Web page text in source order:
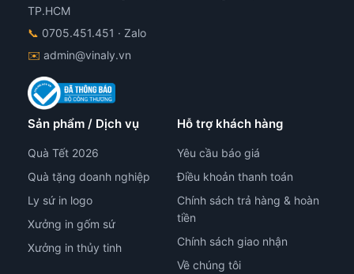
TP.HCM
📞 0705.451.451 · Zalo
✉️ admin@vinaly.vn
Sản phẩm / Dịch vụ
Quà Tết 2026
Quà tặng doanh nghiệp
Ly sứ in logo
Xưởng in gốm sứ
Xưởng in thủy tinh
Hỗ trợ khách hàng
Yêu cầu báo giá
Điều khoản thanh toán
Chính sách trả hàng & hoàn
tiền
Chính sách giao nhận
Về chúng tôi